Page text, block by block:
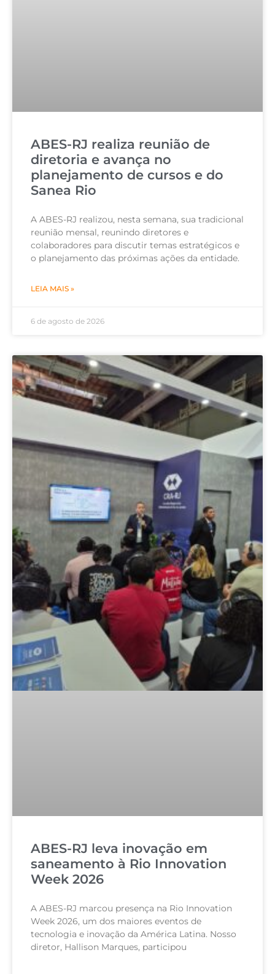
ABES-RJ realiza reunião de
diretoria e avança no
planejamento de cursos e do
Sanea Rio
A ABES-RJ realizou, nesta semana, sua tradicional
reunião mensal, reunindo diretores e
colaboradores para discutir temas estratégicos e
o planejamento das próximas ações da entidade.
LEIA MAIS »
6 de agosto de 2026
ABES-RJ leva inovação em
saneamento à Rio Innovation
Week 2026
A ABES-RJ marcou presença na Rio Innovation
Week 2026, um dos maiores eventos de
tecnologia e inovação da América Latina. Nosso
diretor, Hallison Marques, participou